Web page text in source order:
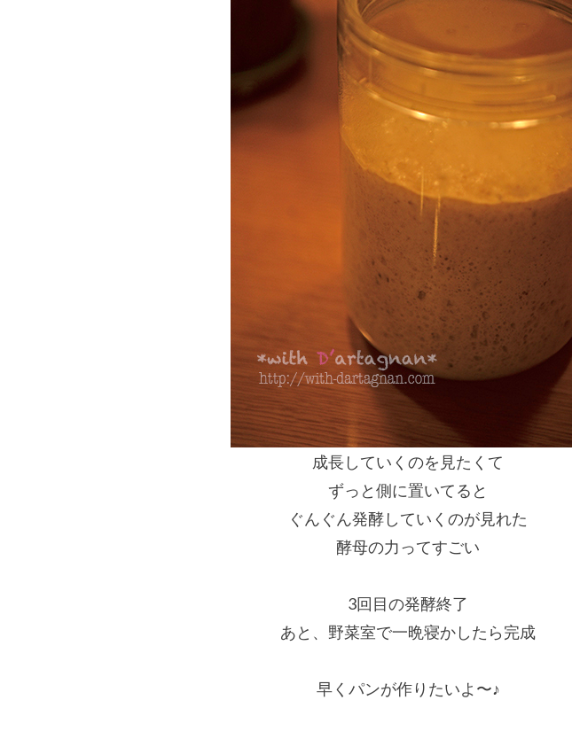
成長していくのを見たくて
ずっと側に置いてると
ぐんぐん発酵していくのが見れた
酵母の力ってすごい
3回目の発酵終了
あと、野菜室で一晩寝かしたら完成
早くパンが作りたいよ〜♪